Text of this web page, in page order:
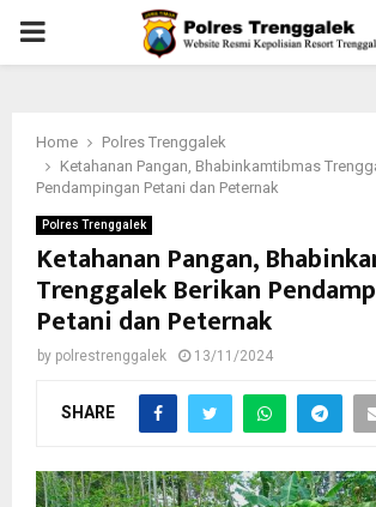
PRIMARY
Home
Polres Trenggalek
Ketahanan Pangan, Bhabinkamtibmas
Pendampingan Petani dan Peternak
Polres Trenggalek
Ketahanan Pangan,
Trenggalek Berikan
Petani dan Peternak
by polrestrenggalek 13/11/2024
SHARE